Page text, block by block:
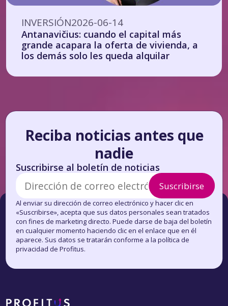
INVERSIÓN2026-06-14
Antanavičius: cuando el capital más
grande acapara la oferta de vivienda, a
los demás solo les queda alquilar
Reciba noticias antes que
nadie
Suscribirse al boletín de noticias
Suscribirse
Al enviar su dirección de correo electrónico y hacer clic en
«Suscribirse», acepta que sus datos personales sean tratados
con fines de marketing directo. Puede darse de baja del boletín
en cualquier momento haciendo clic en el enlace que en él
aparece. Sus datos se tratarán conforme a la política de
privacidad de Profitus.